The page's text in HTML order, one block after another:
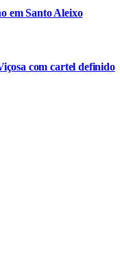
em Santo Aleixo
com cartel definido